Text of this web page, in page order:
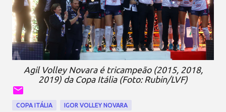
Agil Volley Novara é tricampeão (2015, 2018,
2019) da Copa Itália (Foto: Rubin/LVF)
COPA ITÁLIA IGOR VOLLEY NOVARA